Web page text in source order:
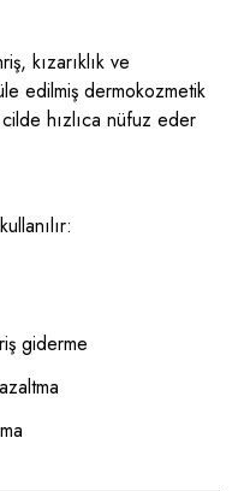
kızarıklık ve
edilmiş dermokozmetik
hızlıca nüfuz eder
giderme